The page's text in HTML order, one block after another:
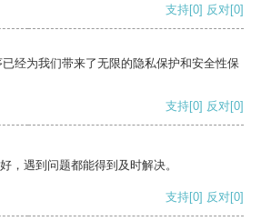
支持[0] 反对[0]
经为我们带来了无限的隐私保护和安全性保
支持[0] 反对[0]
，遇到问题都能得到及时解决。
支持[0] 反对[0]